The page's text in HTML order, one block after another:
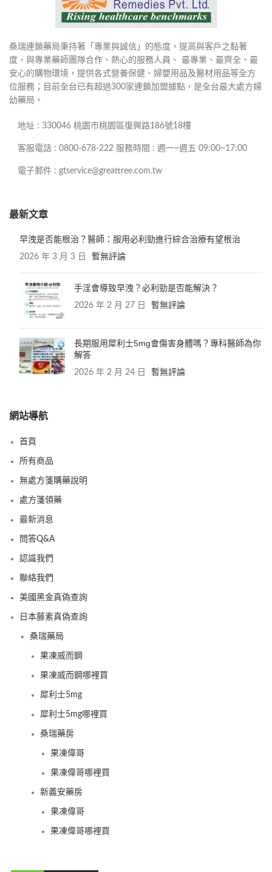
桑瑞連鎖藥局秉持著「專業與誠信」的態度，提高與客戶之黏著
度，與專業藥師團隊合作、熱心的服務人員、 最專業、最齊全、最
安心的購物環境，提供各式營養保健、婦嬰用品及醫材用品等全方
位服務；目前全台已有超過300家連鎖加盟據點，是全台最大處方婦
幼藥局。
地址 : 330046 桃園市桃園區復興路186號18樓
客服電話 : 0800-678-222 服務時間 : 週一~週五 09:00~17:00
電子郵件 : gtservice@greattree.com.tw
最新文章
早洩是否能根治？醫師：服用必利勁進行綜合治療有望根治
2026 年 3 月 3 日 暫無評論
手淫會導致早洩？必利勁是否能解決？
2026 年 2 月 27 日 暫無評論
長期服用犀利士5mg會傷害身體嗎？專科醫師為你
解答
2026 年 2 月 24 日 暫無評論
網站導航
首頁
所有商品
無處方箋購藥說明
處方箋領藥
最新消息
問答Q&A
認識我們
聯絡我們
美國黑金真偽查詢
日本藤素真偽查詢
桑瑞藥局
果凍威而鋼
果凍威而鋼哪裡買
犀利士5mg
犀利士5mg哪裡買
桑瑞藥房
果凍偉哥
果凍偉哥哪裡買
新義安藥房
果凍偉哥
果凍偉哥哪裡買